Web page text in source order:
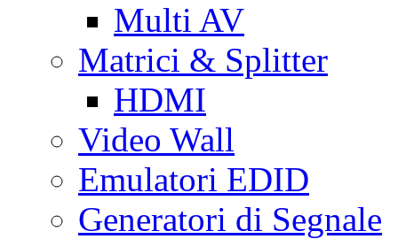
Multi AV
Matrici & Splitter
HDMI
Video Wall
Emulatori EDID
Generatori di Segnale